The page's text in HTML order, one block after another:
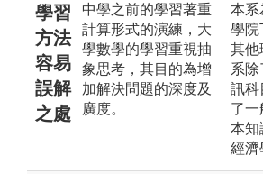
學習
方法
容易
誤解
之處
中學之前的學習著重
計算形式的演練，大
學數學的學習重視抽
象思考，其目的為增
加解決問題的深度及
廣度。
本系
學院
其他
系除
訊科
了一
本知
經濟